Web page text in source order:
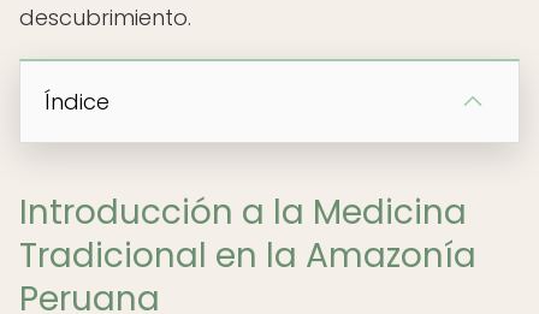
descubrimiento.
Índice
Introducción a la Medicina
Tradicional en la Amazonía
Peruana